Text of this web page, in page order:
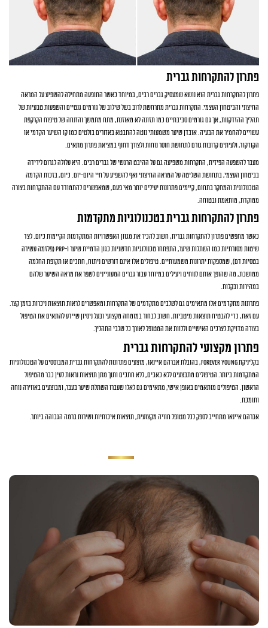
פתרון להתקרחות גברית
פתרון להתקרחות גברית הוא נושא שמעסיק גברים רבים, במיוחד כאשר התופעה מתחילה להשפיע על המראה
החיצוני והביטחון העצמי. התקרחות גברית מתרחשת לרוב בשל שילוב של גורמים גנטיים והשפעות טבעיות של
תהליך ההזדקנות, אך גם גורמים סביבתיים כמו תזונה לא מאוזנת, מתח מתמשך והזנחה של טיפוח הקרקפת
עשויים להחמיר את הבעיה. אובדן שיער משמעותי נוטה להתבטא באזורים בולטים כמו קו השיער הקדמי או
הקודקוד, ולעיתים קרובות גורם לתחושת חוסר נוחות ולצורך דחוף במציאת פתרון מתאים.
מעבר להשפעה הפיזית, התקרחות משפיעה גם על ההיבט הרגשי של גברים רבים. היא עלולה לגרום לירידה
בביטחון העצמי, בתחושת השליטה על המראה החיצוני ואף להשפיע על חיי היום-יום. כיום, בזכות הקדמה
הטכנולוגית והמחקר בתחום, קיימים פתרונות יעילים יותר מאי פעם, שמאפשרים להתמודד עם ההתקרחות בצורה
ממוקדת, מותאמת ובטוחה.
פתרון להתקרחות גברית בטכנולוגיות מתקדמות
כאשר מחפשים פתרון להתקרחות גברית, חשוב להכיר את מגוון האפשרויות המתקדמות הקיימות כיום. לצד
שיטות מסורתיות כמו השתלות שיער, התפתחו טכנולוגיות חדשניות כגון הדמיית שיער ו-PRP (פלזמה עשירה
בטסיות דם), שמספקות יתרונות משמעותיים. טיפולים אלו אינם דורשים ניתוח, חתכים או תקופת החלמה
ממושכת, מה שהופך אותם לנוחים ויעילים במיוחד עבור גברים המעוניינים לשפר את מראה השיער שלהם
במהירות ובקלות.
פתרונות מתקדמים אלו מתאימים גם לשלבים מתקדמים של התקרחות ומאפשרים לראות תוצאות ניכרות בזמן קצר.
עם זאת, כדי להבטיח תוצאות מיטביות, חשוב לבחור במומחה מקצועי ובעל ניסיון שיידע להתאים את הטיפול
בצורה מדויקת לצרכים האישיים וללוות את המטופל לאורך כל שלבי התהליך.
פתרון מקצועי להתקרחות גברית
בקליניקת Forever Young, בהובלת אברהם איינאו, מוצעים פתרונות להתקרחות גברית המבוססים על הטכנולוגיות
המתקדמות ביותר. הטיפולים מתבצעים ללא כאבים, ללא חתכים ותוך מתן תוצאות נראות לעין כבר מהטיפול
הראשון. הטיפולים מותאמים באופן אישי, מתאימים גם לאלו שעברו השתלת שיער בעבר, ומבוצעים באווירה נוחה
ותומכת.
אברהם איינאו מתחייב לספק לכל מטופל חוויה מקצועית, תוצאות איכותיות ושירות ברמה הגבוהה ביותר.